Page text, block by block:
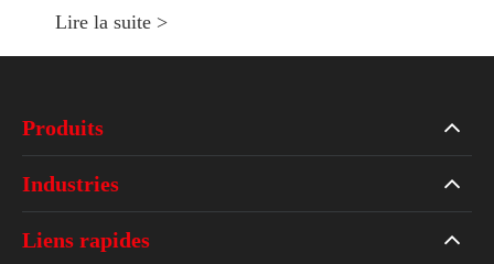
Lire la suite >
Produits
Industries
Liens rapides